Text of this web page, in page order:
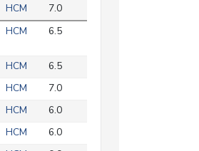
HCM
7.0
HCM 6.5
HCM
6.5
HCM
7.0
HCM
6.0
HCM
6.0